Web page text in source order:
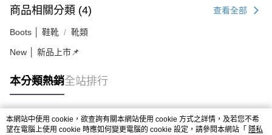
商品相關分類 (4) 查看全部
Boots │ 鞋靴 靴類
New │ 新品上市📌
本分類熱銷全站排行
熱門標籤
本網站中使用 cookie，欲查詢有關本網站使用 cookie 方式之詳情，及若您不希
望在電腦上使用 cookie 時應如何變更電腦的 cookie 設定，請參閱本網站「 隱私